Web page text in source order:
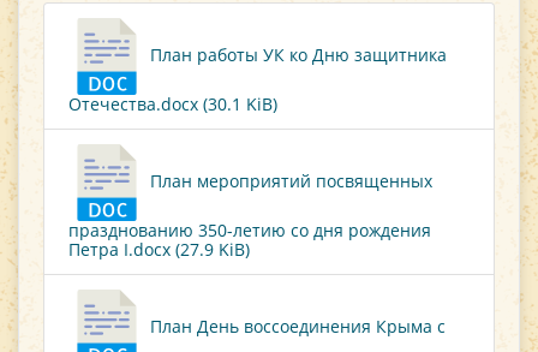
План работы УК ко Дню защитника
Отечества.docx (30.1 KiB)
План мероприятий посвященных
празднованию 350-летию со дня рождения
Петра I.docx (27.9 KiB)
План День воссоединения Крыма с